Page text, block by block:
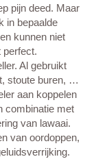
pijn deed. Maar
in bepaalde
kunnen niet
perfect.
Al gebruikt
stoute buren, …
aan koppelen
combinatie met
van lawaai.
van oordoppen,